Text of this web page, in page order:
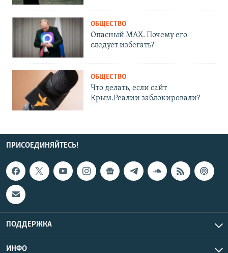
ОБЩЕСТВО
Опасный MAX. Почему его
следует избегать?
ОБЩЕСТВО
Что делать, если сайт
Крым.Реалии заблокировали?
ПРИСОЕДИНЯЙТЕСЬ!
ПОДДЕРЖКА
ИНФО